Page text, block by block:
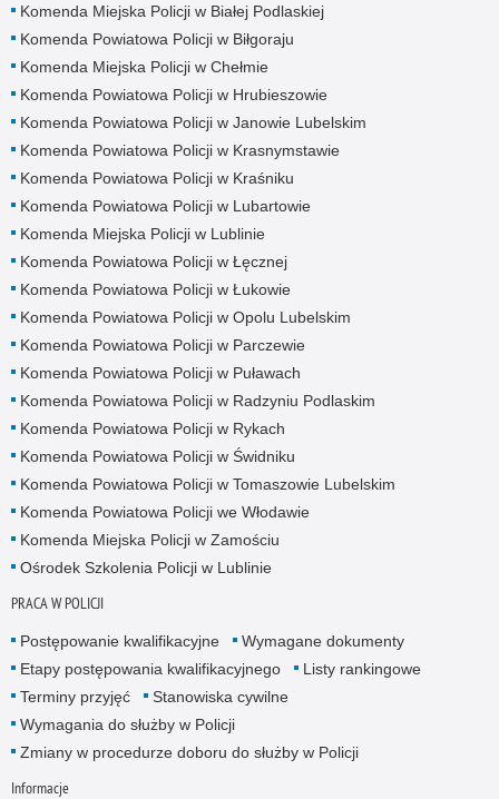
Komenda Miejska Policji w Białej Podlaskiej
Komenda Powiatowa Policji w Biłgoraju
Komenda Miejska Policji w Chełmie
Komenda Powiatowa Policji w Hrubieszowie
Komenda Powiatowa Policji w Janowie Lubelskim
Komenda Powiatowa Policji w Krasnymstawie
Komenda Powiatowa Policji w Kraśniku
Komenda Powiatowa Policji w Lubartowie
Komenda Miejska Policji w Lublinie
Komenda Powiatowa Policji w Łęcznej
Komenda Powiatowa Policji w Łukowie
Komenda Powiatowa Policji w Opolu Lubelskim
Komenda Powiatowa Policji w Parczewie
Komenda Powiatowa Policji w Puławach
Komenda Powiatowa Policji w Radzyniu Podlaskim
Komenda Powiatowa Policji w Rykach
Komenda Powiatowa Policji w Świdniku
Komenda Powiatowa Policji w Tomaszowie Lubelskim
Komenda Powiatowa Policji we Włodawie
Komenda Miejska Policji w Zamościu
Ośrodek Szkolenia Policji w Lublinie
PRACA W POLICJI
Postępowanie kwalifikacyjne
Wymagane dokumenty
Etapy postępowania kwalifikacyjnego
Listy rankingowe
Terminy przyjęć
Stanowiska cywilne
Wymagania do służby w Policji
Zmiany w procedurze doboru do służby w Policji
Informacje